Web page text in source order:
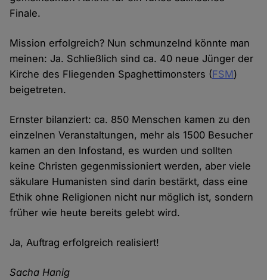
Finale.
Mission erfolgreich? Nun schmunzelnd könnte man
meinen: Ja. Schließlich sind ca. 40 neue Jünger der
Kirche des Fliegenden Spaghettimonsters (FSM)
beigetreten.
Ernster bilanziert: ca. 850 Menschen kamen zu den
einzelnen Veranstaltungen, mehr als 1500 Besucher
kamen an den Infostand, es wurden und sollten
keine Christen gegenmissioniert werden, aber viele
säkulare Humanisten sind darin bestärkt, dass eine
Ethik ohne Religionen nicht nur möglich ist, sondern
früher wie heute bereits gelebt wird.
Ja, Auftrag erfolgreich realisiert!
Sacha Hanig